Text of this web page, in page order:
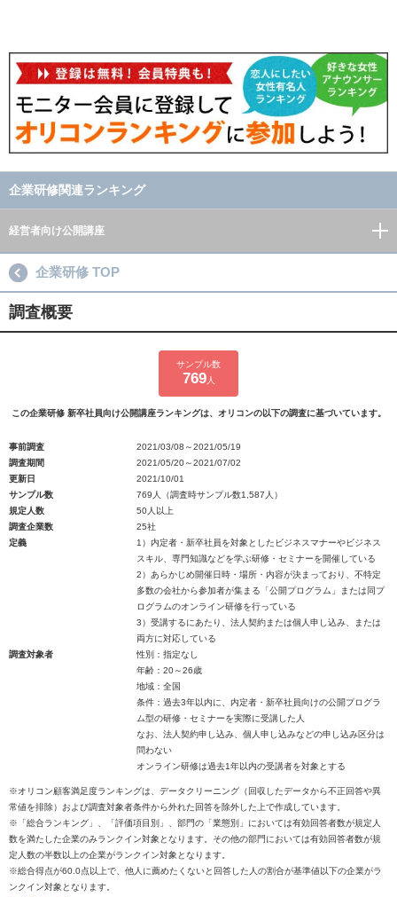
企業研修関連ランキング
経営者向け公開講座
企業研修 TOP
調査概要
サンプル数
769人
この企業研修 新卒社員向け公開講座ランキングは、オリコンの以下の調査に基づいています。
事前調査
2021/03/08～2021/05/19
調査期間
2021/05/20～2021/07/02
更新日
2021/10/01
サンプル数
769人（調査時サンプル数1,587人）
規定人数
50人以上
調査企業数
25社
定義
1）内定者・新卒社員を対象としたビジネスマナーやビジネス
スキル、専門知識などを学ぶ研修・セミナーを開催している
2）あらかじめ開催日時・場所・内容が決まっており、不特定
多数の会社から参加者が集まる「公開プログラム」または同プ
ログラムのオンライン研修を行っている
3）受講するにあたり、法人契約または個人申し込み、または
両方に対応している
調査対象者
性別：指定なし
年齢：20～26歳
地域：全国
条件：過去3年以内に、内定者・新卒社員向けの公開プログラ
ム型の研修・セミナーを実際に受講した人
なお、法人契約申し込み、個人申し込みなどの申し込み区分は
問わない
オンライン研修は過去1年以内の受講者を対象とする
※オリコン顧客満足度ランキングは、データクリーニング（回収したデータから不正回答や異
常値を排除）および調査対象者条件から外れた回答を除外した上で作成しています。
※「総合ランキング」、「評価項目別」、部門の「業態別」においては有効回答者数が規定人
数を満たした企業のみランクイン対象となります。その他の部門においては有効回答者数が規
定人数の半数以上の企業がランクイン対象となります。
※総合得点が60.0点以上で、他人に薦めたくないと回答した人の割合が基準値以下の企業がラ
ンクイン対象となります。